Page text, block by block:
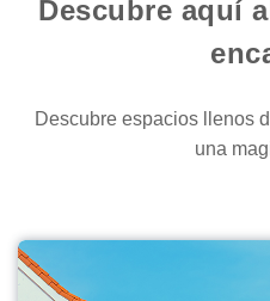
Descubre aquí
Descubre espacios llenos
una